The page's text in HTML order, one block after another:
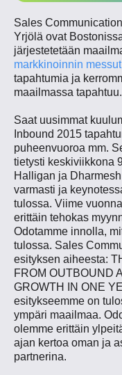
Sales
Yrjölä ovat
järjestetetään
markkinoinnin messut
tapahtumia ja
maailmassa tapahtuu.
Saat uusimmat
Inbound 2015
puheenvuoroa mm.
tietysti keskiviikkona
Halligan ja
varmasti ja
tulossa. Viime
erittäin tehokas
Odotamme innolla,
tulossa. Sales
esityksen aiheesta:
FROM OUTBOUND
GROWTH IN ONE
esitykseemme on
ympäri maailmaa.
olemme erittäin
ajan kertoa oman ja
partnerina.